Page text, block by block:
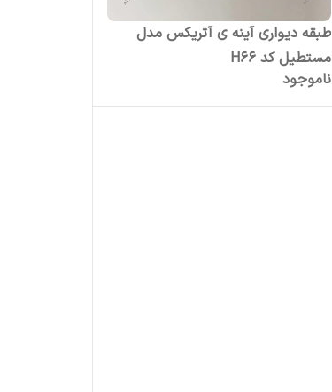
طبقه دیواری آینه ی آتریکس مدل
مستطیل کد H66
ناموجود